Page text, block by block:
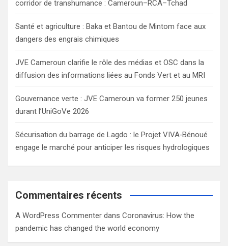
corridor de transhumance : Cameroun–RCA–Tchad
Santé et agriculture : Baka et Bantou de Mintom face aux
dangers des engrais chimiques
JVE Cameroun clarifie le rôle des médias et OSC dans la
diffusion des informations liées au Fonds Vert et au MRI
Gouvernance verte : JVE Cameroun va former 250 jeunes
durant l’UniGoVe 2026
Sécurisation du barrage de Lagdo : le Projet VIVA‑Bénoué
engage le marché pour anticiper les risques hydrologiques
Commentaires récents
A WordPress Commenter dans Coronavirus: How the
pandemic has changed the world economy